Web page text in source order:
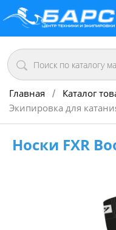
Главная / Каталог
Экипировка для
Носки FXR